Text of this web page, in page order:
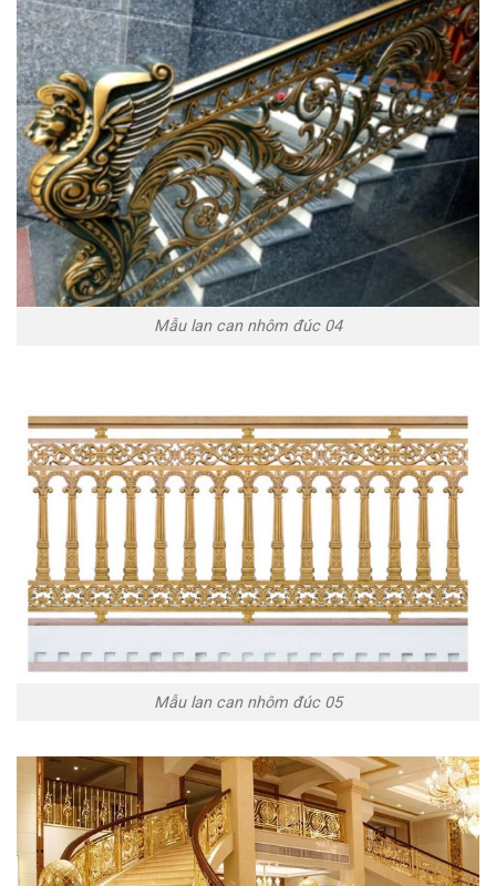
Mẫu lan can nhôm đúc 04
Mẫu lan can nhôm đúc 05